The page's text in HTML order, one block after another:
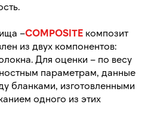
–COMPOSITE композит
из двух компонентов:
Для оценки – по весу
параметрам, данные
бланками, изготовленными
одного из этих